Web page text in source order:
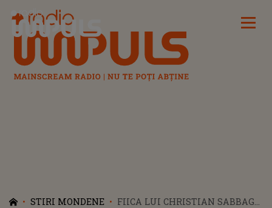
Radio Impuls
STIRI MONDENE
FIICA LUI CHRISTIAN SABBAGH